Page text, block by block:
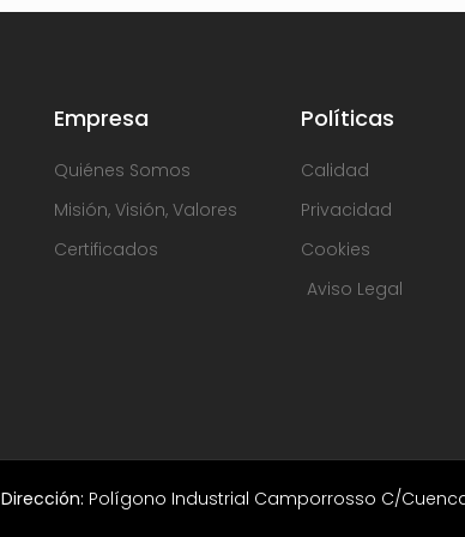
Empresa
Quiénes Somos
Misión, Visión, Valores
Certificados
Políticas
Calidad
Privacidad
Cookies
Aviso Legal
Dirección: Polígono Industrial Camporrosso C/